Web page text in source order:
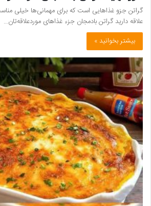
گراتن جزو غذاهایی است که برای مهمانی‌ها خیلی
علاقه دارید گراتن بادمجان جزء غذاهای موردعلاقه‌تان…
بیشتر بخوانید »